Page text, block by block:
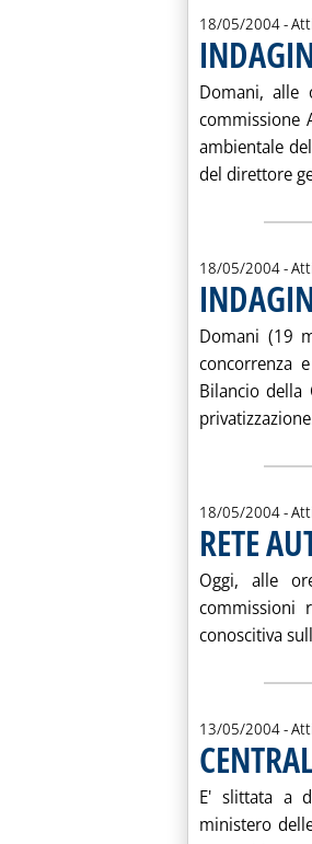
18/05/2004-
Domani, alle
commissione
ambientale
del direttore
18/05/2004-
Domani (19
concorrenza
Bilancio della
18/05/2004-
RETE
Oggi, alle
commissioni
conoscitiva
13/05/2004-
E' slittata a
ministero